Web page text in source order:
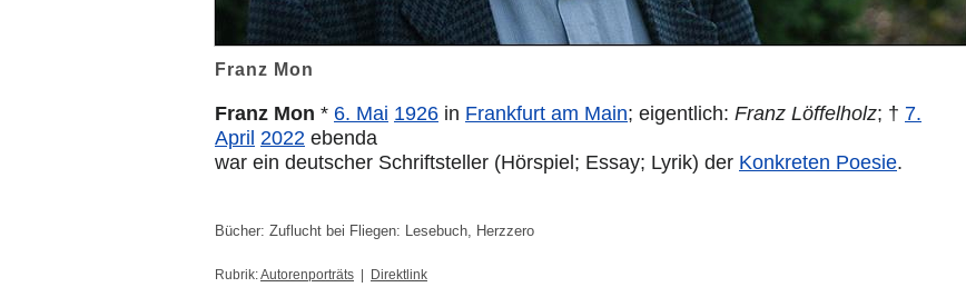
Franz Mon
Franz Mon * 6. Mai 1926 in Frankfurt am Main; eigentlich: Franz Löffelholz; † 7.
April 2022 ebenda
war ein deutscher Schriftsteller (Hörspiel; Essay; Lyrik) der Konkreten Poesie.
Bücher: Zuflucht bei Fliegen: Lesebuch, Herzzero
Rubrik:Autorenporträts Direktlink